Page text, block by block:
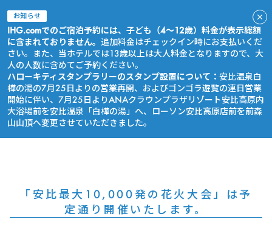
お知らせ
IHG.comでのご宿泊予約には、子ども（4～12歳）料金が表示総額
に含まれておりません。 追加料金はチェックイン時にお支払いくだ
さい。また、当ホテルでは13歳以上は大人料金となりますので、大
人の人数に含めてご予約ください。
ハローキティスタンプラリーのスタンプ設置について： 安比温泉白
樺の湯の7月25日よりの営業再開、およびゴンゴラ遊覧の連日営業
開始に伴い、7月25日よりANAクラウンプラザリゾート安比高原内
大浴場前を安比温泉「白樺の湯」へ、ローソン安比高原店前を前森
山山頂へ変更させていただきました。
「安比最大10,000発の花火大会」は予
定通り開催いたします。